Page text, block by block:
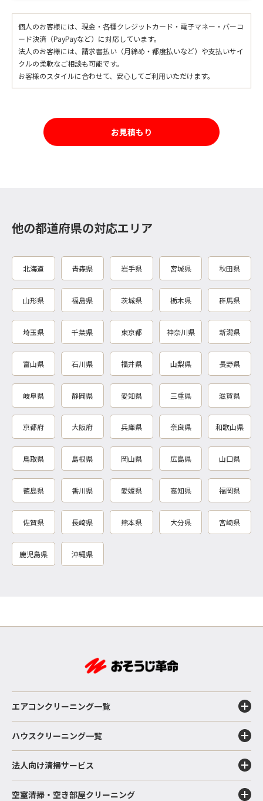
個人のお客様には、現金・各種クレジットカード・電子マネー・バーコ
ード決済（PayPayなど）に対応しています。
法人のお客様には、請求書払い（月締め・都度払いなど）や支払いサイ
クルの柔軟なご相談も可能です。
お客様のスタイルに合わせて、安心してご利用いただけます。
お見積もり
他の都道府県の対応エリア
北海道 青森県 岩手県 宮城県 秋田県
山形県 福島県 茨城県 栃木県 群馬県
埼玉県 千葉県 東京都 神奈川県 新潟県
富山県 石川県 福井県 山梨県 長野県
岐阜県 静岡県 愛知県 三重県 滋賀県
京都府 大阪府 兵庫県 奈良県 和歌山県
鳥取県 島根県 岡山県 広島県 山口県
徳島県 香川県 愛媛県 高知県 福岡県
佐賀県 長崎県 熊本県 大分県 宮崎県
鹿児島県 沖縄県
エアコンクリーニング一覧
ハウスクリーニング一覧
法人向け清掃サービス
空室清掃・空き部屋クリーニング